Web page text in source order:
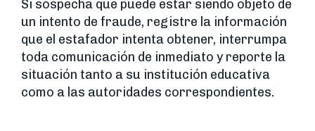
Si sospecha que puede estar siendo objeto de
un intento de fraude, registre la información
que el estafador intenta obtener, interrumpa
toda comunicación de inmediato y reporte la
situación tanto a su institución educativa
como a las autoridades correspondientes.